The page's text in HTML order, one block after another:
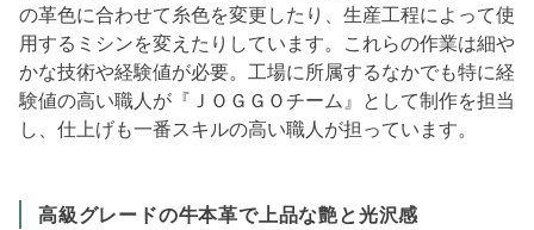
の革色に合わせて糸色を変更したり、生産工程によって使
用するミシンを変えたりしています。これらの作業は細や
かな技術や経験値が必要。工場に所属するなかでも特に経
験値の高い職人が『ＪＯＧＧＯチーム』として制作を担当
し、仕上げも一番スキルの高い職人が担っています。
高級グレードの牛本革で上品な艶と光沢感